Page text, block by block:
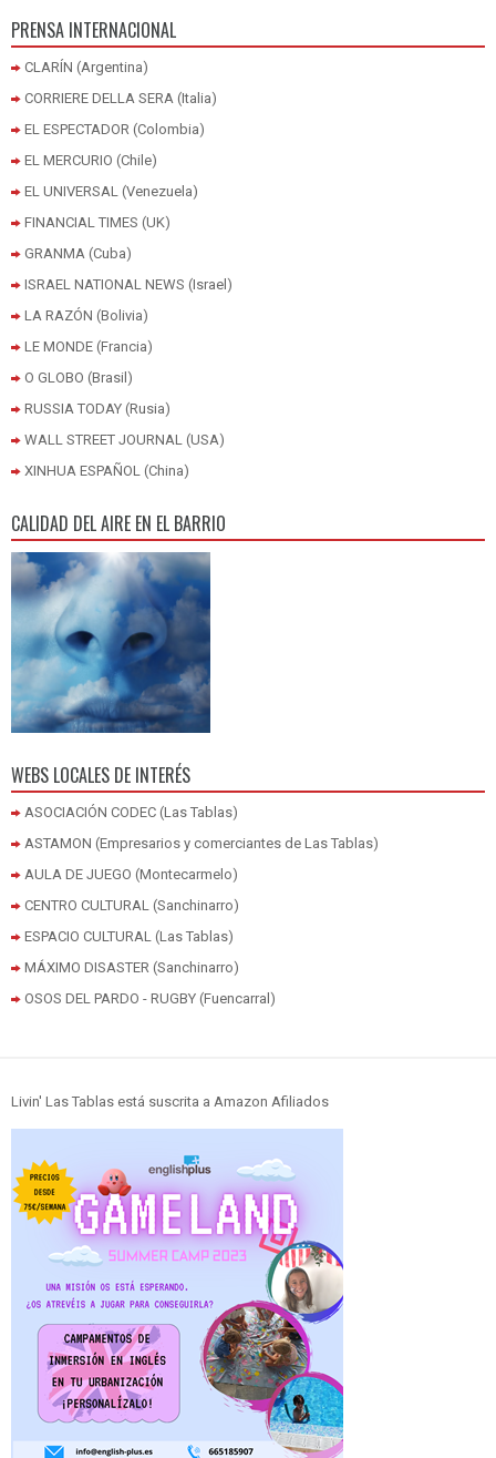
PRENSA INTERNACIONAL
CLARÍN (Argentina)
CORRIERE DELLA SERA (Italia)
EL ESPECTADOR (Colombia)
EL MERCURIO (Chile)
EL UNIVERSAL (Venezuela)
FINANCIAL TIMES (UK)
GRANMA (Cuba)
ISRAEL NATIONAL NEWS (Israel)
LA RAZÓN (Bolivia)
LE MONDE (Francia)
O GLOBO (Brasil)
RUSSIA TODAY (Rusia)
WALL STREET JOURNAL (USA)
XINHUA ESPAÑOL (China)
CALIDAD DEL AIRE EN EL BARRIO
WEBS LOCALES DE INTERÉS
ASOCIACIÓN CODEC (Las Tablas)
ASTAMON (Empresarios y comerciantes de Las Tablas)
AULA DE JUEGO (Montecarmelo)
CENTRO CULTURAL (Sanchinarro)
ESPACIO CULTURAL (Las Tablas)
MÁXIMO DISASTER (Sanchinarro)
OSOS DEL PARDO - RUGBY (Fuencarral)
Livin' Las Tablas está suscrita a Amazon Afiliados